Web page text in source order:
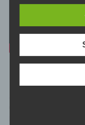
Meditationsaufgabe
Stelle sicher, dass du
calls up the
are stored in the
the browser types
system used by
from which an
(so-called
similar data and
event of attacks
When using
we does not
subject. Rather,